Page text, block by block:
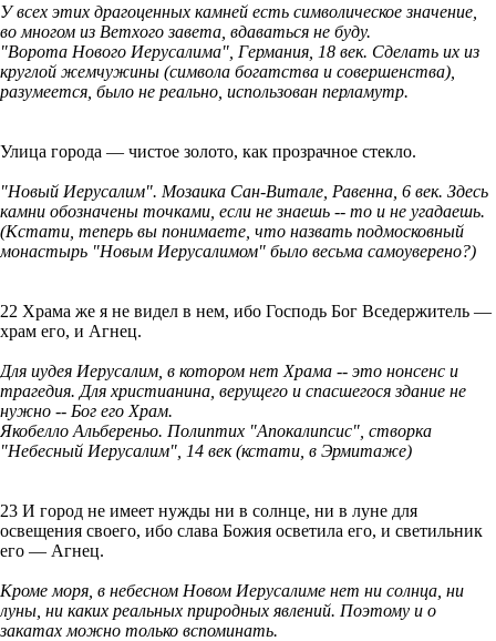
У всех этих драгоценных камней есть символическое значение,
во многом из Ветхого завета, вдаваться не буду.
"Ворота Нового Иерусалима", Германия, 18 век. Сделать их из
круглой жемчужины (символа богатства и совершенства),
разумеется, было не реально, использован перламутр.
Улица города — чистое золото, как прозрачное стекло.
"Новый Иерусалим". Мозаика Сан-Витале, Равенна, 6 век. Здесь
камни обозначены точками, если не знаешь -- то и не угадаешь.
(Кстати, теперь вы понимаете, что назвать подмосковный
монастырь "Новым Иерусалимом" было весьма самоуверено?)
22 Храма же я не видел в нем, ибо Господь Бог Вседержитель —
храм его, и Агнец.
Для иудея Иерусалим, в котором нет Храма -- это нонсенс и
трагедия. Для христианина, верущего и спасшегося здание не
нужно -- Бог его Храм.
Якобелло Альбереньо. Полиптих "Апокалипсис", створка
"Небесный Иерусалим", 14 век (кстати, в Эрмитаже)
23 И город не имеет нужды ни в солнце, ни в луне для
освещения своего, ибо слава Божия осветила его, и светильник
его — Агнец.
Кроме моря, в небесном Новом Иерусалиме нет ни солнца, ни
луны, ни каких реальных природных явлений. Поэтому и о
закатах можно только вспоминать.